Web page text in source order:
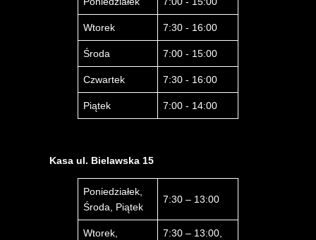
Wtorek 7:30 - 16:00
Środa 7:00 - 15:00
Czwartek 7:30 - 16:00
Piątek 7:00 - 14:00
Kasa ul. Bielawska 15
Poniedziałek,
Środa, Piątek
7:30 – 13:00
Wtorek,
7:30 – 13:00,